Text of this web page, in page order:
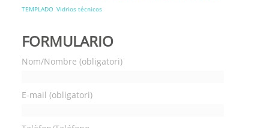
TEMPLADO Vidrios técnicos
FORMULARIO
Nom/Nombre (obligatori)
E-mail (obligatori)